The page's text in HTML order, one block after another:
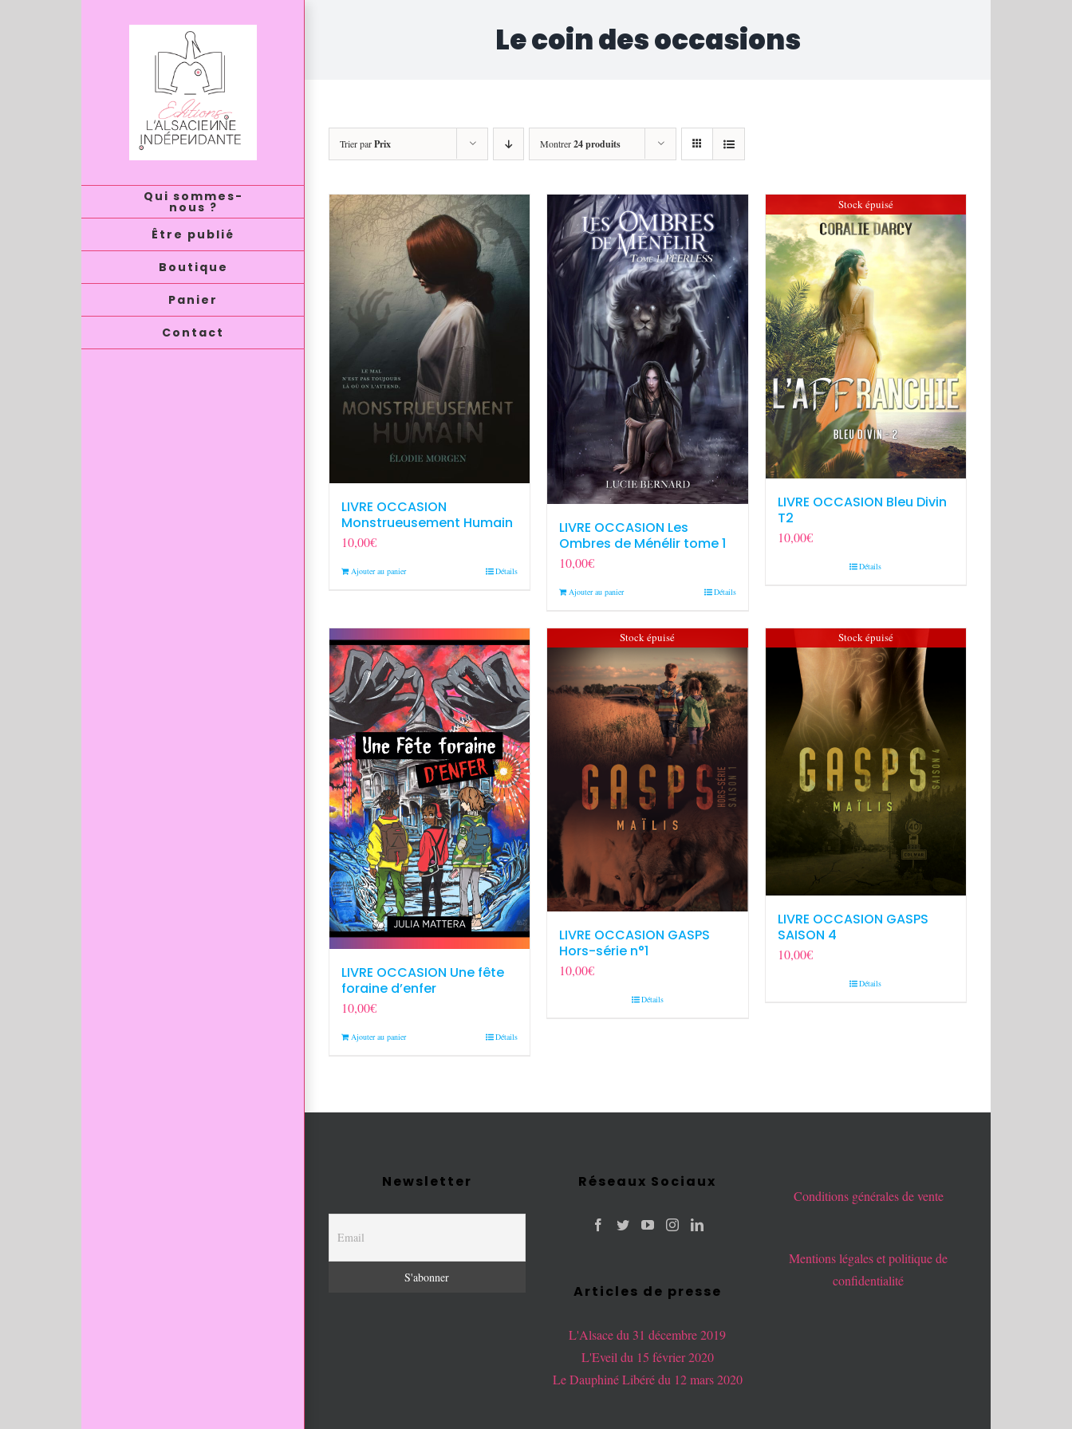
Qui sommes-
nous ?
Être publié
Boutique
Panier
Contact
Le coin des occasions
Trier parPrix Montrer24 produits
LIVRE OCCASION
Monstrueusement Humain
10,00€
Ajouter au panier Détails
LIVRE OCCASION Les
Ombres de Ménélir tome 1
10,00€
Ajouter au panier Détails
Stock épuisé
LIVRE OCCASION Bleu Divin
T2
10,00€
Détails
LIVRE OCCASION Une fête
foraine d’enfer
10,00€
Ajouter au panier Détails
Stock épuisé
LIVRE OCCASION GASPS
Hors-série n°1
10,00€
Détails
Stock épuisé
LIVRE OCCASION GASPS
SAISON 4
10,00€
Détails
Newsletter Réseaux Sociaux
Articles de presse
L'Alsace du 31 décembre 2019
L'Eveil du 15 février 2020
Le Dauphiné Libéré du 12 mars 2020
Conditions générales de vente
Mentions légales et politique de
confidentialité